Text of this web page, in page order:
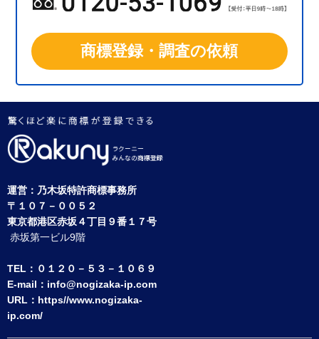
商標登録・調査の依頼
運営： 乃木坂特許商標事務所
〒１０７－００５２
東京都港区赤坂４丁目９番１７号
赤坂第一ビル9階
TEL：０１２０－５３－１０６９
E-mail： info@nogizaka-ip.com
URL： https//www.nogizaka-
ip.com/